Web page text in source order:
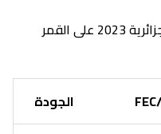
حيث يمكنك ضبط تردد قناة النهار الجزائرية 2023 على القمر
الجودة